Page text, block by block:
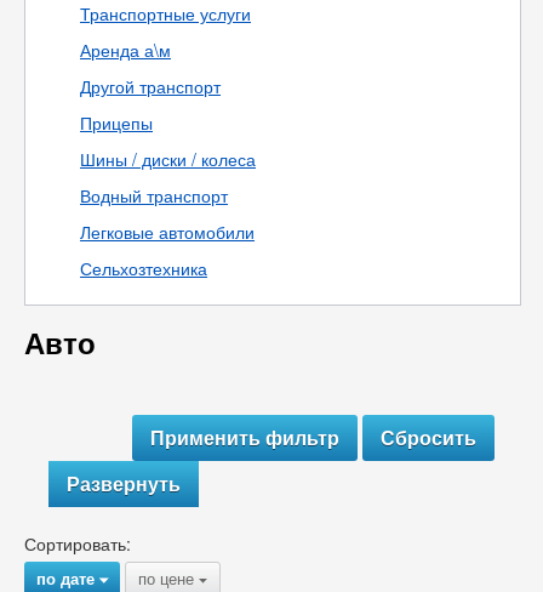
Транспортные услуги
Аренда а\м
Другой транспорт
Прицепы
Шины / диски / колеса
Водный транспорт
Легковые автомобили
Сельхозтехника
Авто
Развернуть
Сортировать:
по дате{ по цене {